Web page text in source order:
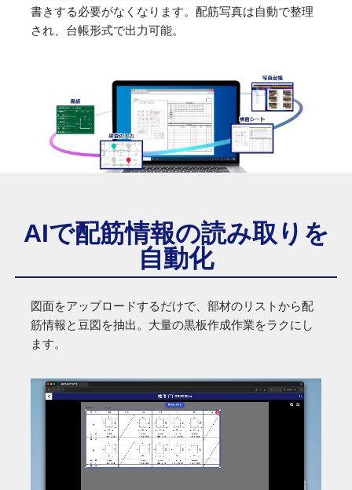
書きする必要がなくなります。配筋写真は自動で整理
され、台帳形式で出力可能。
AIで配筋情報の読み取りを
自動化
図面をアップロードするだけで、部材のリストから配
筋情報と豆図を抽出。大量の黒板作成作業をラクにし
ます。